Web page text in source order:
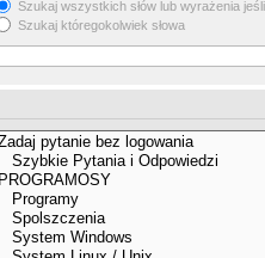
Szukaj wszystkich słów lub wyrażenia
Szukaj któregokolwiek słowa